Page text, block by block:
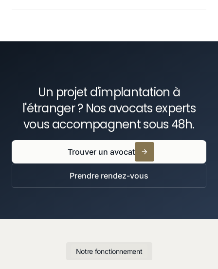
Un projet d'implantation à
l'étranger ? Nos avocats experts
vous accompagnent sous 48h.
Trouver un avocat
Prendre rendez-vous
Notre fonctionnement